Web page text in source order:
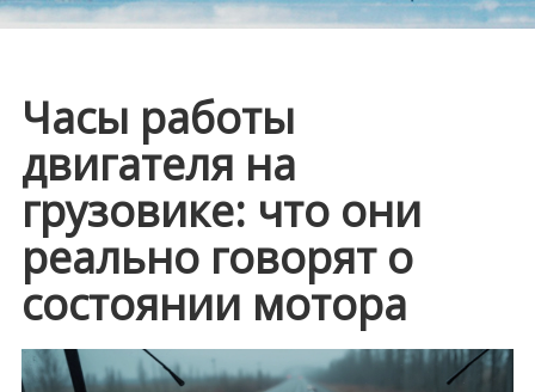
Часы работы
двигателя на
грузовике: что они
реально говорят о
состоянии мотора